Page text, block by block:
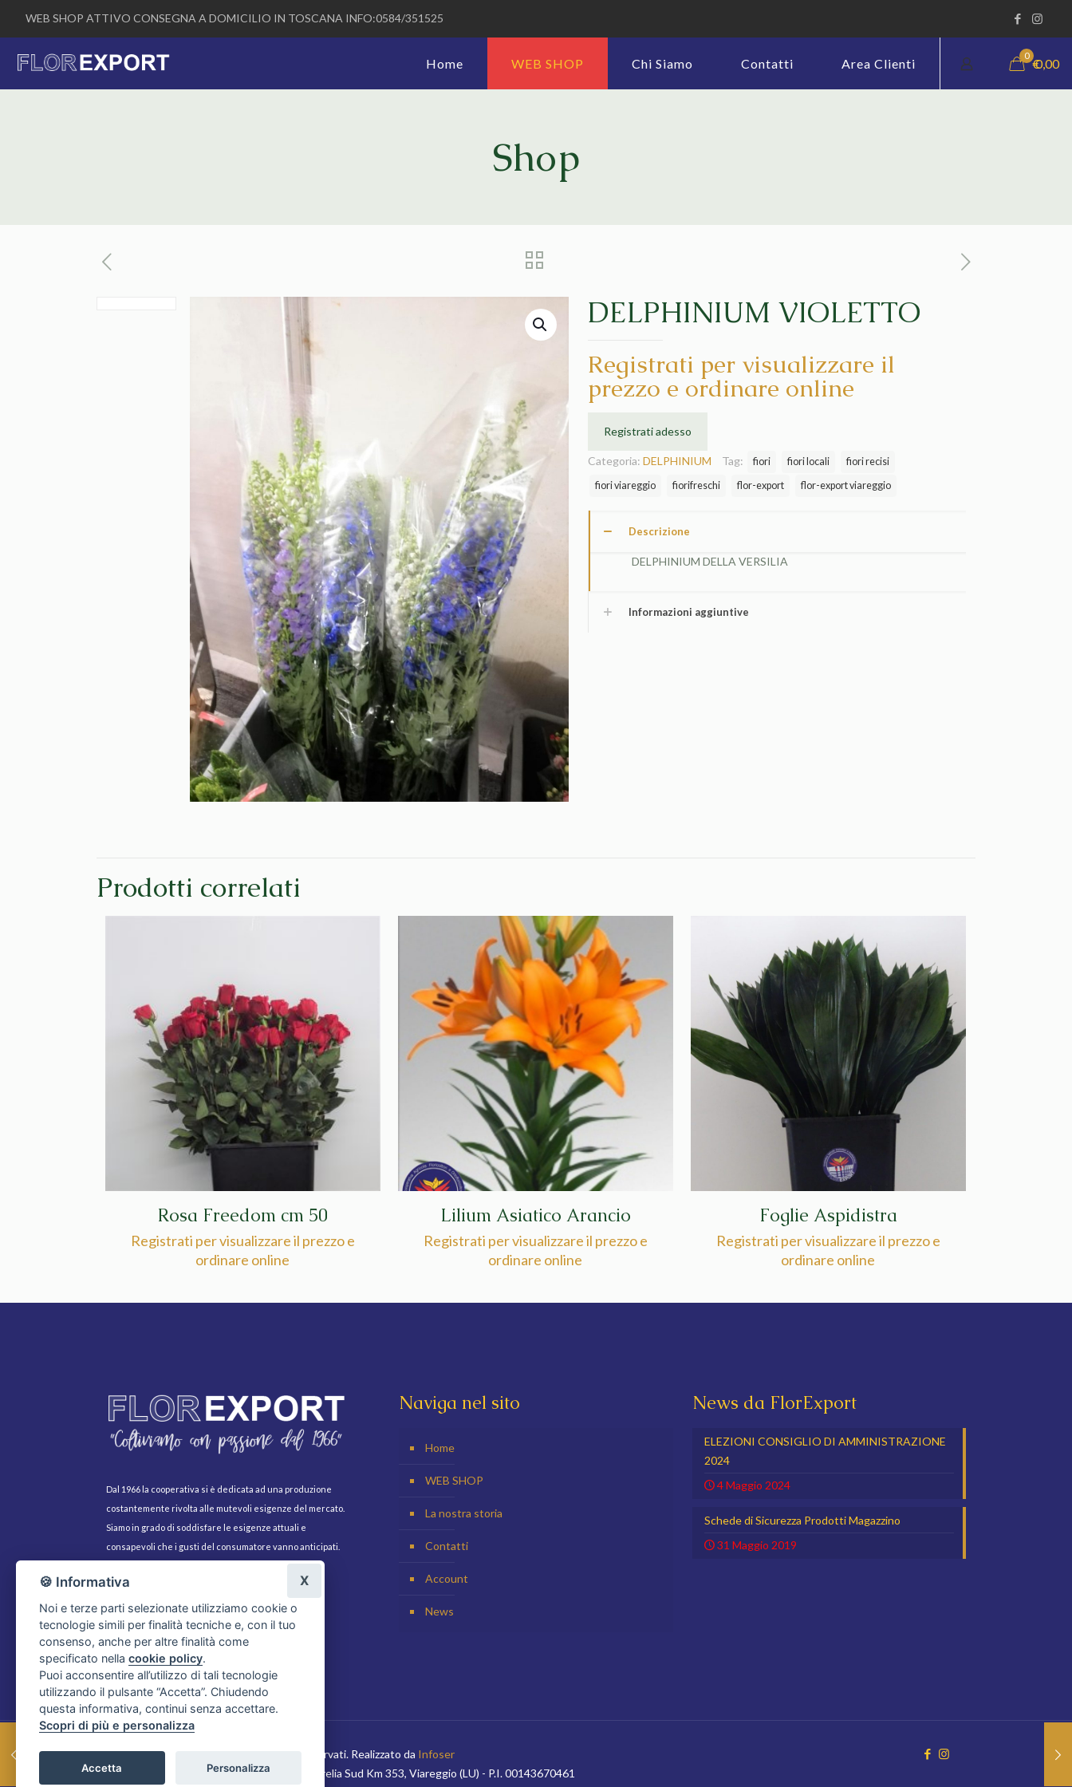
WEB SHOP ATTIVO CONSEGNA A DOMICILIO IN TOSCANA INFO:0584/351525
Home WEB SHOP Chi Siamo Contatti Area Clienti
0
€
0,00
Shop
DELPHINIUM VIOLETTO
Registrati per visualizzare il
prezzo e ordinare online
Registrati adesso
Categoria: DELPHINIUM Tag: fiori fiori locali
fiori recisi
fiori viareggio
fiorifreschi flor-export flor-export viareggio
Descrizione
DELPHINIUM DELLA VERSILIA
Informazioni aggiuntive
Prodotti correlati
Rosa Freedom cm 50
Registrati per visualizzare il prezzo e
ordinare online
Lilium Asiatico Arancio
Registrati per visualizzare il prezzo e
ordinare online
Foglie Aspidistra
Registrati per visualizzare il prezzo e
ordinare online
Dal 1966 la cooperativa si è dedicata ad una produzione
costantemente rivolta alle mutevoli esigenze del mercato.
Siamo in grado di soddisfare le esigenze attuali e
consapevoli che i gusti del consumatore vanno anticipati.
Con questo spirito coloriamo di passione i nostri fiori.
Naviga nel sito
Home
WEB SHOP
La nostra storia
Contatti
Account
News
News da FlorExport
ELEZIONI CONSIGLIO DI AMMINISTRAZIONE
2024
4 Maggio 2024
Schede di Sicurezza Prodotti Magazzino
31 Maggio 2019
Copyright 2019 FlorExport. Tutti i diritti riservati. Realizzato da Infoser
Società Cooperativa Flor-export srl - Via Aurelia Sud Km 353, Viareggio (LU) - P.I. 00143670461
🍪 Informativa
Noi e terze parti selezionate utilizziamo cookie o
tecnologie simili per finalità tecniche e, con il tuo
consenso, anche per altre finalità come
specificato nella cookie policy.
Puoi acconsentire all’utilizzo di tali tecnologie
utilizzando il pulsante “Accetta”. Chiudendo
questa informativa, continui senza accettare.
Scopri di più e personalizza
Accetta Personalizza
X